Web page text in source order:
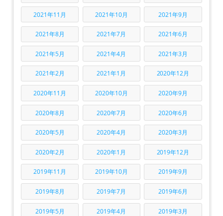
2021年11月 2021年10月 2021年9月
2021年8月 2021年7月 2021年6月
2021年5月 2021年4月 2021年3月
2021年2月 2021年1月 2020年12月
2020年11月 2020年10月 2020年9月
2020年8月 2020年7月 2020年6月
2020年5月 2020年4月 2020年3月
2020年2月 2020年1月 2019年12月
2019年11月 2019年10月 2019年9月
2019年8月 2019年7月 2019年6月
2019年5月 2019年4月 2019年3月